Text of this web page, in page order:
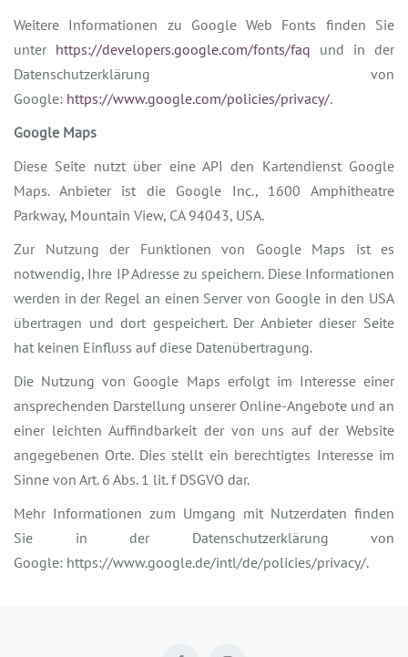
Weitere Informationen zu Google Web Fonts finden Sie
unter https://developers.google.com/fonts/faq und in der
Datenschutzerklärung von
Google: https://www.google.com/policies/privacy/.
Google Maps
Diese Seite nutzt über eine API den Kartendienst Google
Maps. Anbieter ist die Google Inc., 1600 Amphitheatre
Parkway, Mountain View, CA 94043, USA.
Zur Nutzung der Funktionen von Google Maps ist es
notwendig, Ihre IP Adresse zu speichern. Diese Informationen
werden in der Regel an einen Server von Google in den USA
übertragen und dort gespeichert. Der Anbieter dieser Seite
hat keinen Einfluss auf diese Datenübertragung.
Die Nutzung von Google Maps erfolgt im Interesse einer
ansprechenden Darstellung unserer Online-Angebote und an
einer leichten Auffindbarkeit der von uns auf der Website
angegebenen Orte. Dies stellt ein berechtigtes Interesse im
Sinne von Art. 6 Abs. 1 lit. f DSGVO dar.
Mehr Informationen zum Umgang mit Nutzerdaten finden
Sie in der Datenschutzerklärung von
Google: https://www.google.de/intl/de/policies/privacy/.